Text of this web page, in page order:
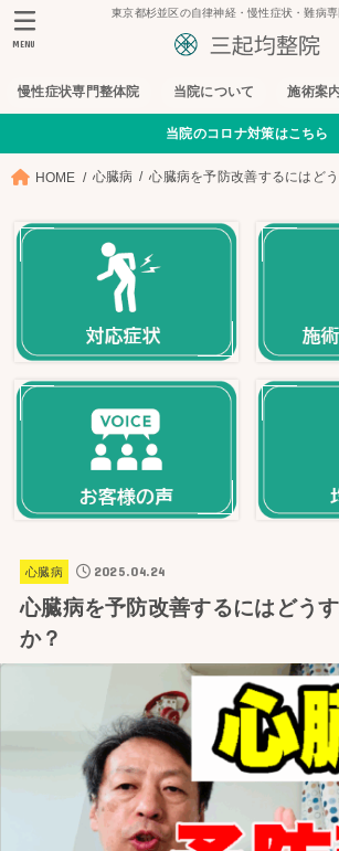
東京都杉並区の自律神経・慢性症状・難病
慢性症状専門整体院 当院について 施術案
MENU
当院のコロナ対策はこちら
HOME 心臓病 心臓病を予防改善するにはど
心臓病 2025.04.24
心臓病を予防改善するにはどう
か？